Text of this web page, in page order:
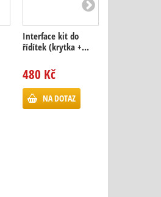
Interface kit do
řídítek (krytka +...
480 Kč
NA DOTAZ